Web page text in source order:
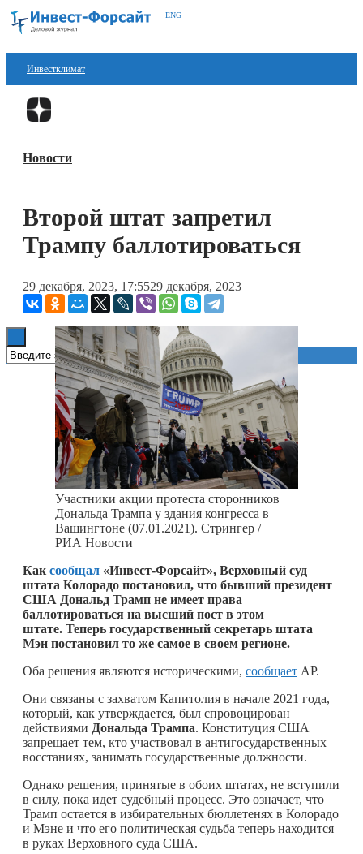
ENG
Инвестклимат
Финансы
Блокчейн
Технологии
Книги
Новости
Второй штат запретил
Трампу баллотироваться
29 декабря, 2023, 17:5529 декабря, 2023
Участники акции протеста сторонников
Дональда Трампа у здания конгресса в
Вашингтоне (07.01.2021). Стрингер /
РИА Новости
Как сообщал «Инвест-Форсайт», Верховный суд
штата Колорадо постановил, что бывший президент
США Дональд Трамп не имеет права
баллотироваться на высший пост в этом
штате. Теперь государственный секретарь штата
Мэн постановил то же самое в своем регионе.
Оба решения являются историческими, сообщает AP.
Они связаны с захватом Капитолия в начале 2021 года,
который, как утверждается, был спровоцирован
действиями Дональда Трампа. Конституция США
запрещает тем, кто участвовал в антигосударственных
восстаниях, занимать государственные должности.
Однако решения, принятые в обоих штатах, не вступили
в силу, пока идет судебный процесс. Это означает, что
Трамп остается в избирательных бюллетенях в Колорадо
и Мэне и что его политическая судьба теперь находится
в руках Верховного суда США.